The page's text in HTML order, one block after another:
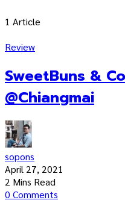
1 Article
Review
SweetBuns &
@Chiangmai
sopons
April 27, 2021
2 Mins Read
0 Comments